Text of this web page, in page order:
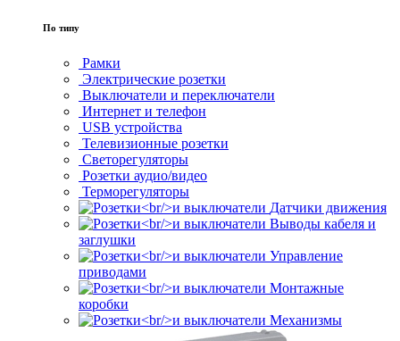
По типу
Рамки
Электрические розетки
Выключатели и переключатели
Интернет и телефон
USB устройства
Телевизионные розетки
Светорегуляторы
Розетки аудио/видео
Терморегуляторы
Датчики движения
Выводы кабеля и
заглушки
Управление
приводами
Монтажные
коробки
Механизмы